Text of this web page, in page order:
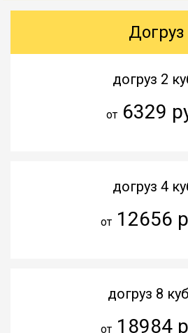
Догруз
догруз 2
от6329
догруз 4
от12656
догруз 8
от18984